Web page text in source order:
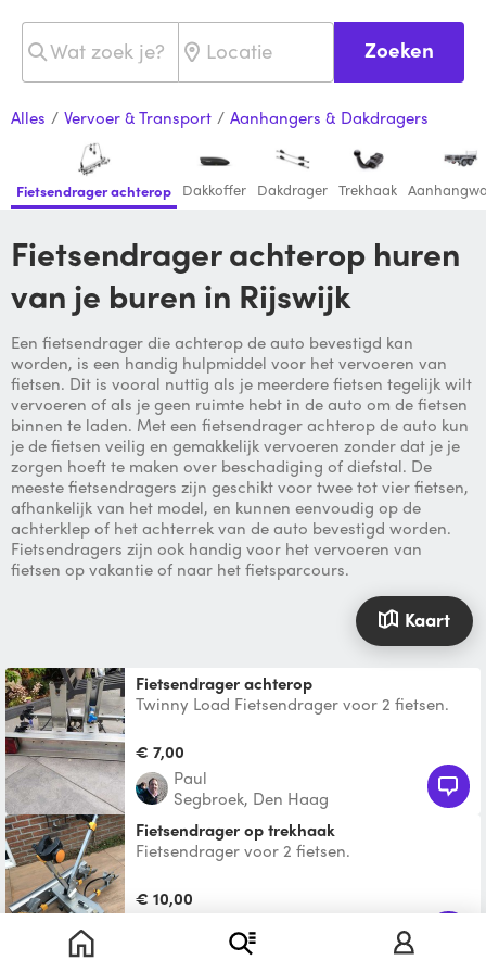
Zoeken
Alles / Vervoer & Transport / Aanhangers & Dakdragers
Fietsendrager achterop Dakkoffer Dakdrager Trekhaak
Fietsendrager achterop huren
van je buren in Rijswijk
Een fietsendrager die achterop de auto bevestigd kan
worden, is een handig hulpmiddel voor het vervoeren van
fietsen. Dit is vooral nuttig als je meerdere fietsen tegelijk wilt
vervoeren of als je geen ruimte hebt in de auto om de fietsen
binnen te laden. Met een fietsendrager achterop de auto kun
je de fietsen veilig en gemakkelijk vervoeren zonder dat je je
zorgen hoeft te maken over beschadiging of diefstal. De
meeste fietsendragers zijn geschikt voor twee tot vier fietsen,
afhankelijk van het model, en kunnen eenvoudig op de
achterklep of het achterrek van de auto bevestigd worden.
Fietsendragers zijn ook handig voor het vervoeren van
fietsen op vakantie of naar het fietsparcours.
Kaart
Fietsendrager achterop
Twinny Load Fietsendrager voor 2 fietsen.
€ 7,00
Paul
Segbroek, Den Haag
Fietsendrager op trekhaak
Fietsendrager voor 2 fietsen.
€ 10,00
Rotterdam